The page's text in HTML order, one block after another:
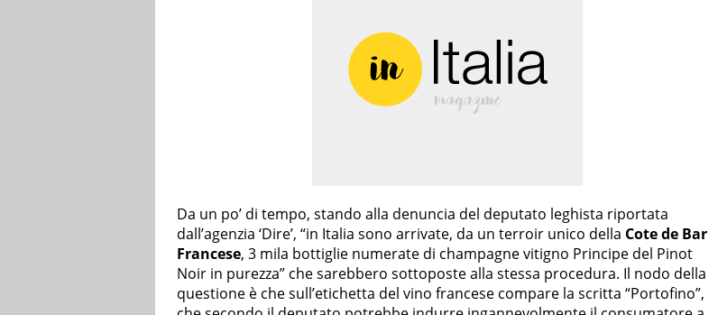
Da un po’ di tempo, stando alla denuncia del deputato leghista riportata
dall’agenzia ‘Dire’, “in Italia sono arrivate, da un terroir unico della Cote de Bar
Francese, 3 mila bottiglie numerate di champagne vitigno Principe del Pinot
Noir in purezza” che sarebbero sottoposte alla stessa procedura. Il nodo della
questione è che sull’etichetta del vino francese compare la scritta “Portofino”,